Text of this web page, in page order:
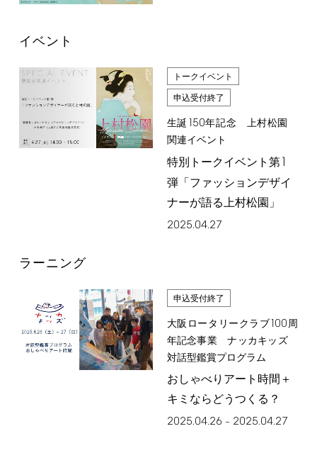
イベント
トークイベント
申込受付終了
生誕 150年記念 上村松園
関連イベント
特別トークイベント第1
弾「ファッションデザイ
ナーが語る上村松園」
2025.04.27
ラーニング
申込受付終了
大阪ロータリークラブ100周
年記念事業 ナッカキッズ
対話型鑑賞プログラム
おしゃべりアート時間＋
キミならどうつくる？
2025.04.26– 2025.04.27